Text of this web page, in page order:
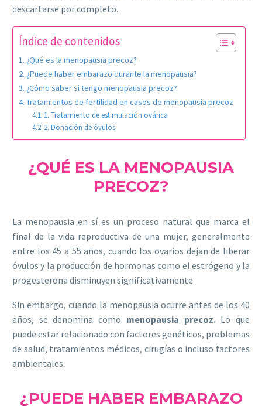
descartarse por completo.
Índice de contenidos
¿Qué es la menopausia precoz?
¿Puede haber embarazo durante la menopausia?
¿Cómo saber si tengo menopausia precoz?
Tratamientos de fertilidad en casos de menopausia precoz
1. Tratamiento de estimulación ovárica
2. Donación de óvulos
¿QUÉ ES LA MENOPAUSIA
PRECOZ?
La menopausia en sí es un proceso natural que marca el
final de la vida reproductiva de una mujer, generalmente
entre los 45 a 55 años, cuando los ovarios dejan de liberar
óvulos y la producción de hormonas como el estrógeno y la
progesterona disminuyen significativamente.
Sin embargo, cuando la menopausia ocurre antes de los 40
años, se denomina como menopausia precoz.Lo que
puede estar relacionado con factores genéticos, problemas
de salud, tratamientos médicos, cirugías o incluso factores
ambientales.
¿PUEDE HABER EMBARAZO